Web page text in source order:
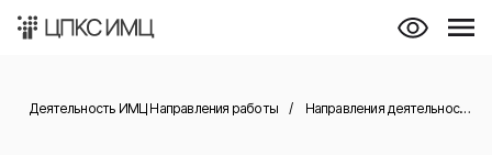
Деятельность ИМЦ Направления работы / Направления деятельности